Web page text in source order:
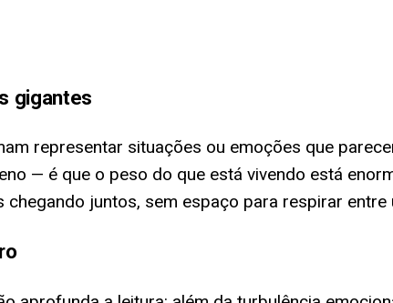
gigantes
representar situações ou emoções que
— é que o peso do que está vivendo está
juntos, sem espaço para respirar entre